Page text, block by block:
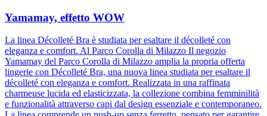
Yamamay, effetto WOW
La linea Décolleté Bra è studiata per esaltare il décolleté con
eleganza e comfort. Al Parco Corolla di Milazzo Il negozio
Yamamay del Parco Corolla di Milazzo amplia la propria offerta
lingerie con Décolleté Bra, una nuova linea studiata per esaltare il
décolleté con eleganza e comfort. Realizzata in una raffinata
charmeuse lucida ed elasticizzata, la collezione combina femminilità
e funzionalità attraverso capi dal design essenziale e contemporaneo.